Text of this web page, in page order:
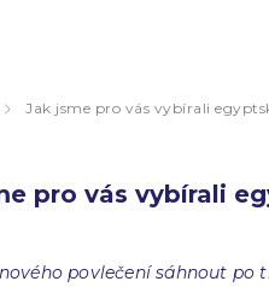
Jak jsme pro vás vybírali
pro vás vybírali
povlečení sáhnout